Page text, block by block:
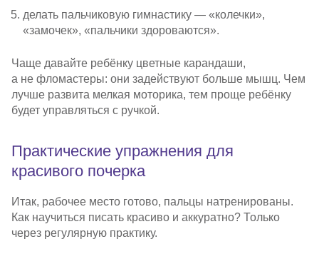
делать пальчиковую гимнастику — «колечки»,
«замочек», «пальчики здороваются».
Чаще давайте ребёнку цветные карандаши,
а не фломастеры: они задействуют больше мышц. Чем
лучше развита мелкая моторика, тем проще ребёнку
будет управляться с ручкой.
Практические упражнения для
красивого почерка
Итак, рабочее место готово, пальцы натренированы.
Как научиться писать красиво и аккуратно? Только
через регулярную практику.